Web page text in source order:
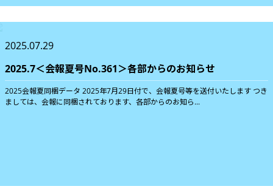
2025.07.29
2025.7＜会報夏号No.361＞各部からのお知らせ
2025会報夏同梱データ 2025年7月29日付で、会報夏号等を送付いたします つき
ましては、会報に同梱されております、各部からのお知ら...